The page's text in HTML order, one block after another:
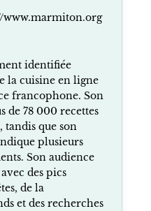
www.marmiton.org
identifiée
la cuisine en ligne
francophone. Son
de 78 000 recettes
tandis que son
plusieurs
Son audience
des pics
de la
et des recherches